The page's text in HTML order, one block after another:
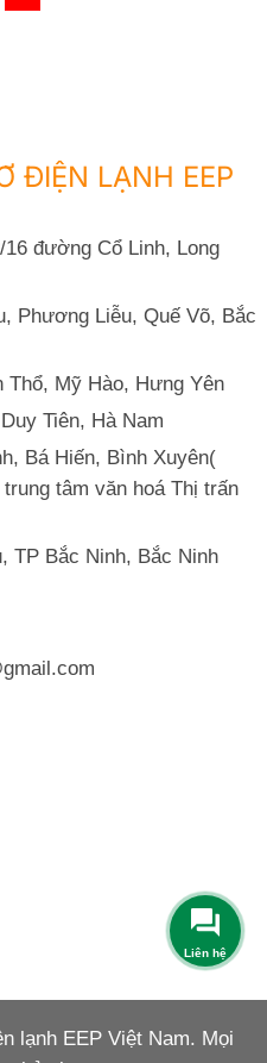
ĐIỆN LẠNH EEP
đường Cổ Linh, Long
Phương Liễu, Quế Võ, Bắc
Mỹ Hào, Hưng Yên
Tiên, Hà Nam
Bá Hiến, Bình Xuyên(
tâm văn hoá Thị trấn
TP Bắc Ninh, Bắc Ninh
lạnh EEP Việt Nam. Mọi